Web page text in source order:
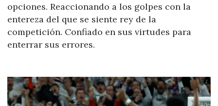
opciones. Reaccionando a los golpes con la
entereza del que se siente rey de la
competición. Confiado en sus virtudes para
enterrar sus errores.